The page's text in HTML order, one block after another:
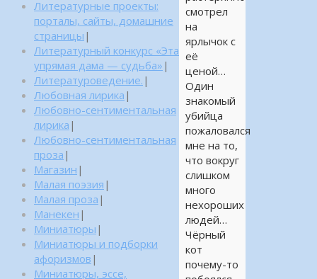
смотрел
на
ярлычок с
её
ценой…
Один
знакомый
убийца
пожаловался
мне на то,
что вокруг
слишком
много
нехороших
людей…
Чёрный
кот
почему-то
Литературные проекты:
порталы, сайты, домашние
страницы |
Литературный конкурс «Эта
упрямая дама — судьба» |
Литературоведение. |
Любовная лирика |
Любовно-сентиментальная
лирика |
Любовно-сентиментальная
проза |
Магазин |
Малая поэзия |
Малая проза |
Манекен |
Миниатюры |
Миниатюры и подборки
афоризмов |
Миниатюры, эссе,